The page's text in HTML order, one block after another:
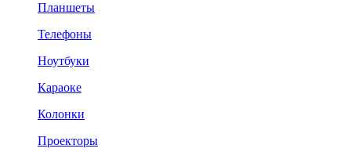
Планшеты
Телефоны
Ноутбуки
Караоке
Колонки
Проекторы